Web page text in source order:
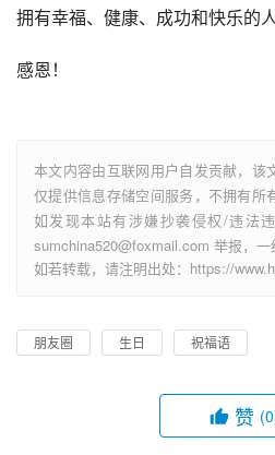
拥有幸福、健康、成功和快乐的人
感恩！
本文内容由互联网用户自发贡献，该
仅提供信息存储空间服务，不拥有所
如发现本站有涉嫌抄袭侵权/违法
sumchina520@foxmail.com 举报，一
如若转载，请注明出处：https://
朋友圈 生日 祝福语
赞